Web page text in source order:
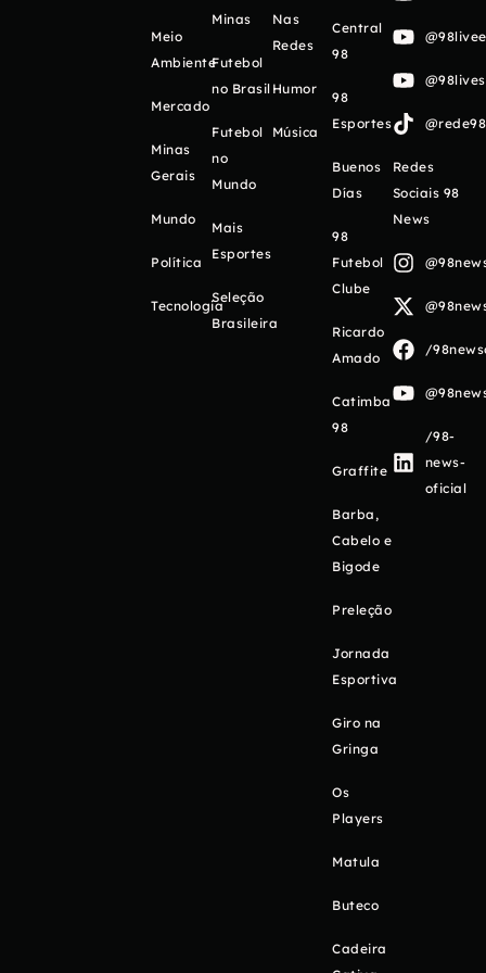
Meio
Ambiente
Mercado
Minas
Gerais
Mundo
Política
Tecnologia
Minas
Futebol
no Brasil
Futebol
no
Mundo
Mais
Esportes
Seleção
Brasileira
Nas
Redes
Humor
Música
Central
98
98
Esportes
Buenos
Días
98
Futebol
Clube
Ricardo
Amado
Catimba
98
Graffite
Barba,
Cabelo e
Bigode
Preleção
Jornada
Esportiva
Giro na
Gringa
Os
Players
Matula
Buteco
Cadeira
Redes
Sociais 98
News
/
/98-
news-
oficial